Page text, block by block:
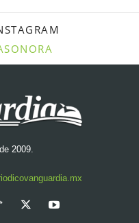
2009.